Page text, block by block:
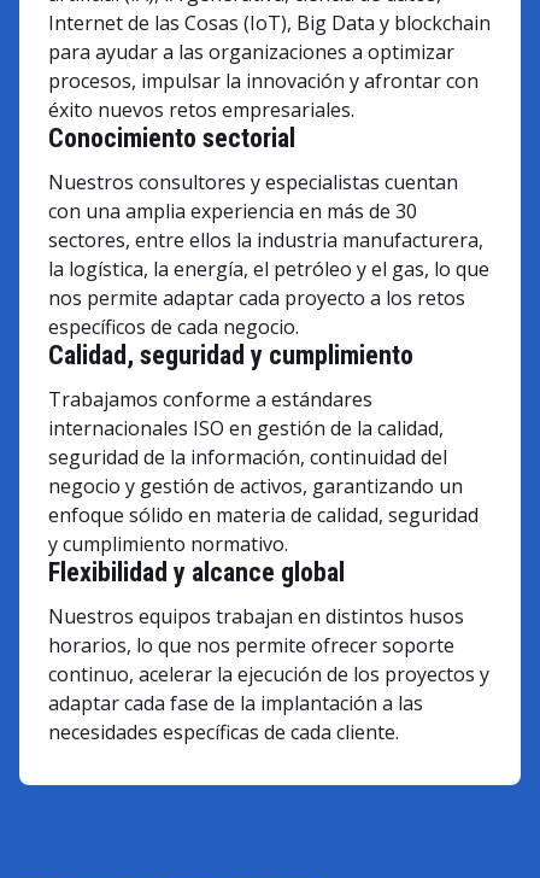
Conocimiento sectorial
Nuestros consultores y especialistas cuentan
con una amplia experiencia en más de 30
sectores, entre ellos la industria manufacturera,
la logística, la energía, el petróleo y el gas, lo que
nos permite adaptar cada proyecto a los retos
específicos de cada negocio.
Calidad, seguridad y cumplimiento
Trabajamos conforme a estándares
internacionales ISO en gestión de la calidad,
seguridad de la información, continuidad del
negocio y gestión de activos, garantizando un
enfoque sólido en materia de calidad, seguridad
y cumplimiento normativo.
Internet de las Cosas (IoT), Big Data y blockchain
para ayudar a las organizaciones a optimizar
procesos, impulsar la innovación y afrontar con
éxito nuevos retos empresariales.
Flexibilidad y alcance global
Nuestros equipos trabajan en distintos husos
horarios, lo que nos permite ofrecer soporte
continuo, acelerar la ejecución de los proyectos y
adaptar cada fase de la implantación a las
necesidades específicas de cada cliente.